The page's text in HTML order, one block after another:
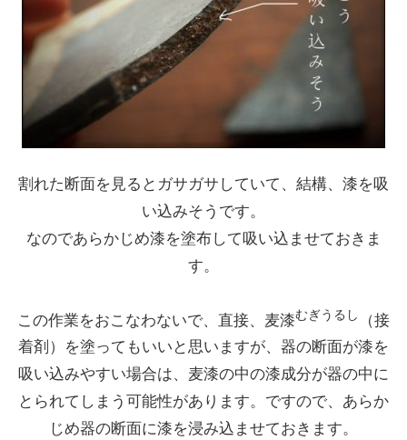
割れた断面を見るとガサガサしていて、結構、漆を吸
い込みそうです。
なのであらかじめ漆を塗布して吸い込ませておきま
す。
この作業をおこなわないで、直接、麦漆むぎうるし
（接
着剤）を塗ってもいいと思いますが、器の断面が漆を
吸い込みやすい場合は、麦漆の中の漆成分が器の中に
とられてしまう可能性があります。ですので、あらか
じめ器の断面に漆を浸み込ませておきます。